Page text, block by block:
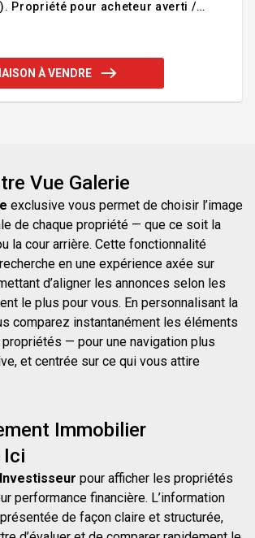
/
Rez-de-chaussée: plafond 9
cabinet de toilette, salle à manger,
cuisine d'été. À l'étage : 3
À VENDRE
Vue Galerie
exclusive vous permet de choisir l’image
de chaque propriété — que ce soit la
la cour arrière. Cette fonctionnalité
en une expérience axée sur
d’aligner les annonces selon les
le plus pour vous. En personnalisant la
comparez instantanément les éléments
— pour une navigation plus
et centrée sur ce qui vous attire
Immobilier
Ici
pour afficher les propriétés
performance financière. L’information
de façon claire et structurée,